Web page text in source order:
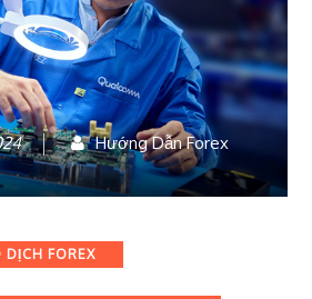
Hướng Dẫn Forex
FOREX